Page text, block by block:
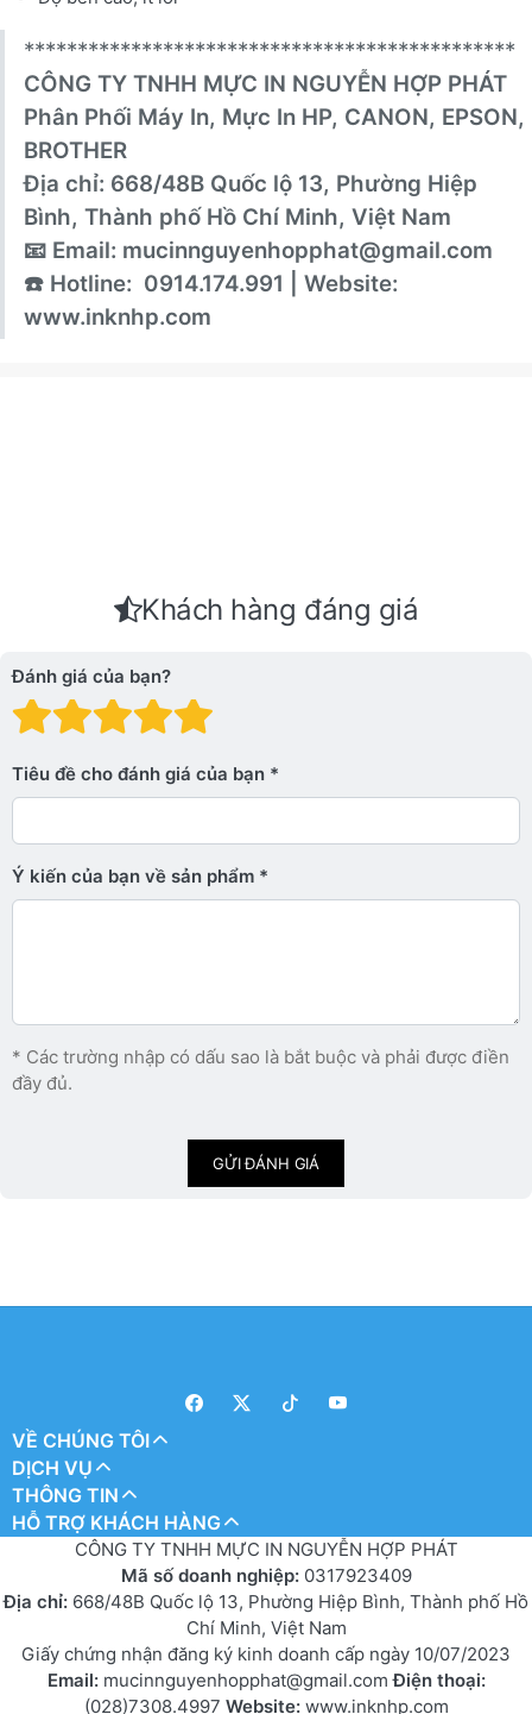
**********************************************
CÔNG TY TNHH MỰC IN NGUYỄN HỢP PHÁT
Phân Phối Máy In, Mực In HP, CANON, EPSON,
BROTHER
Địa chỉ: 668/48B Quốc lộ 13, Phường Hiệp
Bình, Thành phố Hồ Chí Minh, Việt Nam
📧 Email: mucinnguyenhopphat@gmail.com
☎️ Hotline: 0914.174.991 | Website:
www.inknhp.com
Khách hàng đáng giá
Đánh giá của bạn?
Đánh giá: 4 trên 5
Đánh giá: 3 trên 5 sao.
Đánh giá: 2 trên 5 sao.
Đánh giá: 1 trên 5 sao. Xấu
Tiêu đề cho đánh giá của bạn
Ý kiến ​​của bạn về sản phẩm
* Các trường nhập có dấu sao là bắt buộc và phải được điền
đầy đủ.
GỬI ĐÁNH GIÁ
VỀ CHÚNG TÔI
DỊCH VỤ
THÔNG TIN
HỖ TRỢ KHÁCH HÀNG
CÔNG TY TNHH MỰC IN NGUYỄN HỢP PHÁT
Mã số doanh nghiệp: 0317923409
Địa chỉ: 668/48B Quốc lộ 13, Phường Hiệp Bình, Thành phố Hồ
Chí Minh, Việt Nam
Giấy chứng nhận đăng ký kinh doanh cấp ngày 10/07/2023
Email: mucinnguyenhopphat@gmail.comĐiện thoại:
(028)7308.4997 Website: www.inknhp.com